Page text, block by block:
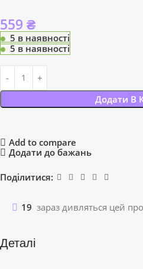
559 ₴
5 в наявності
5 в наявності
Додати В
Add to compare
Додати до бажань
Поділитися:
19 зараз дивляться цей
Деталі